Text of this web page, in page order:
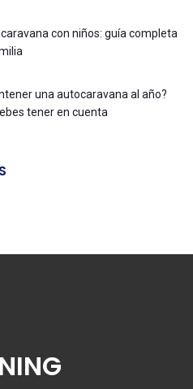
con niños: guía completa
una autocaravana al año?
tener en cuenta